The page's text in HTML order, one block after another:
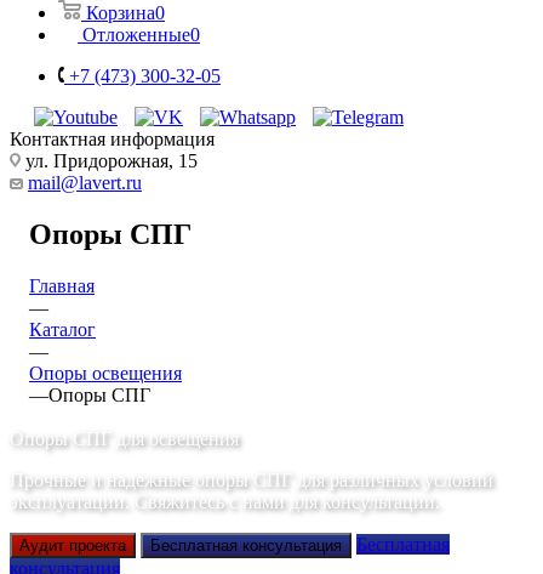
Корзина0
Отложенные0
+7 (473) 300-32-05
Контактная информация
ул. Придорожная, 15
mail@lavert.ru
Опоры СПГ
Главная
—
Каталог
—
Опоры освещения
—Опоры СПГ
Опоры СПГ для освещения
Прочные и надежные опоры СПГ для различных условий
эксплуатации. Свяжитесь с нами для консультации.
Аудит проекта Бесплатная консультация
Бесплатная
консультация